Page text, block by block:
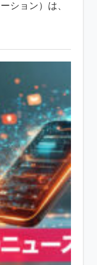
ション）は、